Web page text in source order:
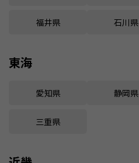
福井県 石川県
東海
愛知県 静岡県
三重県